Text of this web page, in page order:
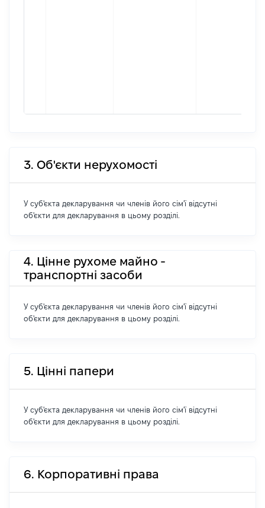
3. Об'єкти нерухомості
У суб'єкта декларування чи членів його сім'ї відсутні
об'єкти для декларування в цьому розділі.
4. Цінне рухоме майно -
транспортні засоби
У суб'єкта декларування чи членів його сім'ї відсутні
об'єкти для декларування в цьому розділі.
5. Цінні папери
У суб'єкта декларування чи членів його сім'ї відсутні
об'єкти для декларування в цьому розділі.
6. Корпоративні права